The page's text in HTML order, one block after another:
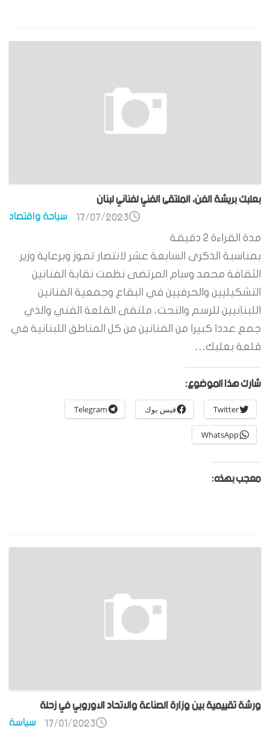
بعلبك بريشة الفن، الملتقى الفني لفناني لبنان
سياحة واقتصاد 17/07/2023
مدة القراءة 2 دقيقة
بمناسبة الذكرى السابعة عشر لانتصار تموز وبرعاية وزير
الثقافة محمد وسام المرتضى نظمت نقابة الفنانين
التشكيليين والحرفيين في البقاع وجمعية الفنانين
اللبنانيين للرسم والنحت، ملتقى القلعة الفني والذي
جمع عددا كبيرا من الفنانين من كل المناطق اللبنانية في
قلعة بعلبك…
شارك هذا الموضوع:
Twitter فيس بوك Telegram
WhatsApp
معجب بهذه:
ورشة تقييمية بين وزارة الصناعة والاتحاد الاوروبي في زحلة
سياسة 17/01/2023